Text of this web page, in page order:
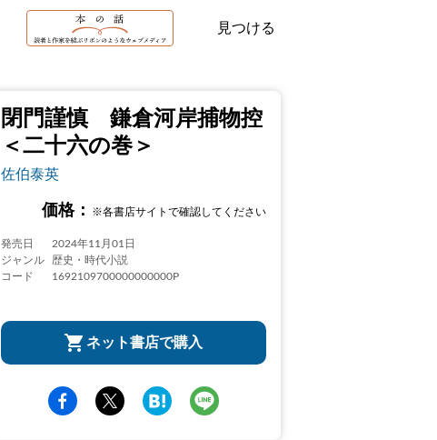
見つける
閉門謹慎 鎌倉河岸捕物控
＜二十六の巻＞
佐伯泰英
価格： ※各書店サイトで確認してください
発売日
2024年11月01日
ジャンル
歴史・時代小説
コード
1692109700000000000P
ネット書店で購入